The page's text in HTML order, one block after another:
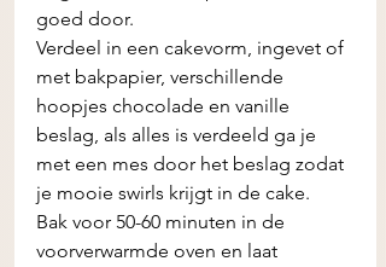
goed door.
Verdeel in een cakevorm, ingevet of
met bakpapier, verschillende
hoopjes chocolade en vanille
beslag, als alles is verdeeld ga je
met een mes door het beslag zodat
je mooie swirls krijgt in de cake.
Bak voor 50-60 minuten in de
voorverwarmde oven en laat